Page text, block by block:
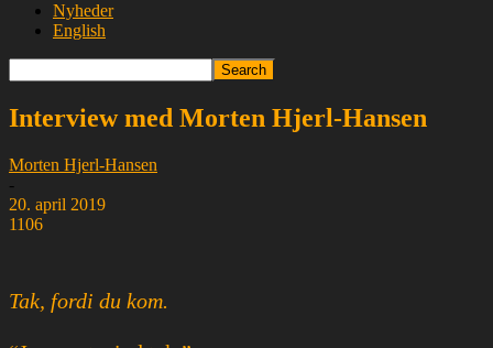
Nyheder
English
Interview med Morten Hjerl-Hansen
Morten Hjerl-Hansen
-
20. april 2019
1106
Tak, fordi du kom.